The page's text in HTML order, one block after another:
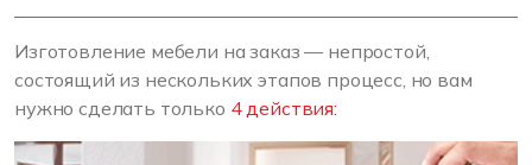
Изготовление мебели на заказ — непростой,
состоящий из нескольких этапов процесс, но вам
нужно сделать только 4 действия: